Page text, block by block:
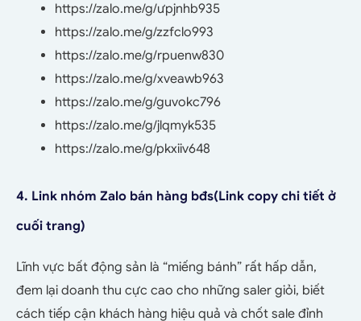
https://zalo.me/g/ưpjnhb935
https://zalo.me/g/zzfclo993
https://zalo.me/g/rpuenw830
https://zalo.me/g/xveawb963
https://zalo.me/g/guvokc796
https://zalo.me/g/jlqmyk535
https://zalo.me/g/pkxiiv648
4. Link nhóm Zalo bán hàng bđs(Link copy chi tiết ở
cuối trang)
Lĩnh vực bất động sản là “miếng bánh” rất hấp dẫn,
đem lại doanh thu cực cao cho những saler giỏi, biết
cách tiếp cận khách hàng hiệu quả và chốt sale đỉnh